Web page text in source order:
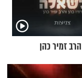
זמיר כהן